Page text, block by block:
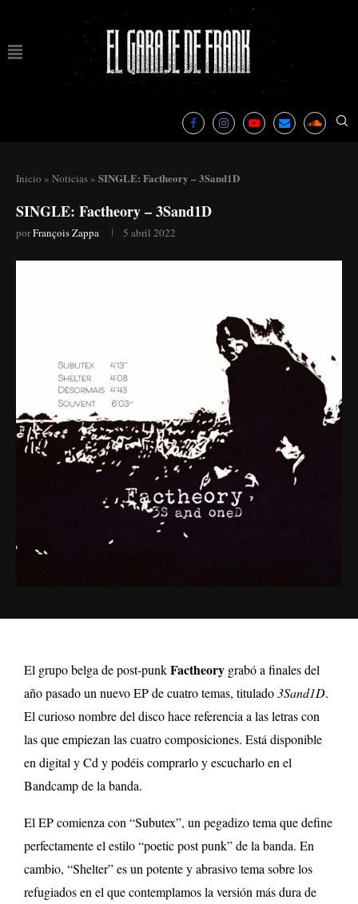
Inicio » Noticias » SINGLE: Factheory – 3Sand1D
SINGLE: Factheory – 3Sand1D
porFrançois Zappa 5 abril 2022
El grupo belga de post-punkFactheory grabó a finales del
año pasado un nuevo EP de cuatro temas, titulado3Sand1D.
El curioso nombre del disco hace referencia a las letras con
las que empiezan las cuatro composiciones. Está disponible
en digital y Cd y podéis comprarlo y escucharlo en el
Bandcamp de la banda.
El EP comienza con “Subutex”, un pegadizo tema que define
perfectamente el estilo “poetic post punk” de la banda. En
cambio, “Shelter” es un potente y abrasivo tema sobre los
refugiados en el que contemplamos la versión más dura de